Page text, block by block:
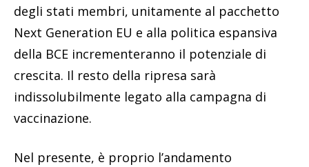
degli stati membri, unitamente al pacchetto
Next Generation EU e alla politica espansiva
della BCE incrementeranno il potenziale di
crescita. Il resto della ripresa sarà
indissolubilmente legato alla campagna di
vaccinazione.
Nel presente, è proprio l’andamento